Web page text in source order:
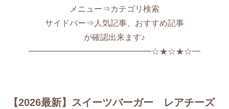
メニュー⇒カテゴリ検索
サイドバー⇒人気記事、おすすめ記事
が確認出来ます♪
━━━━━━━━━━━━━━━☆★☆★☆━
【2026最新】スイーツバーガー レアチーズ